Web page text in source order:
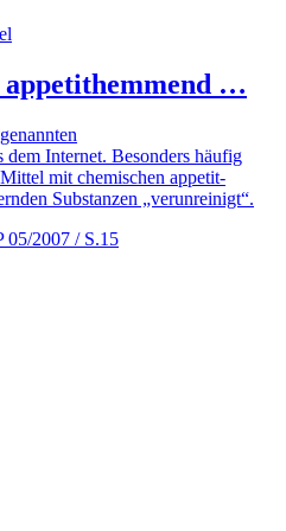
…
dem Internet. Besonders häufig
mit chemischen appetit­­
Substanzen „verunreinigt“.
05/2007 / S.15